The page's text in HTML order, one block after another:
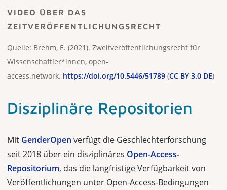
VIDEO ÜBER DAS
ZEITVERÖFFENTLICHUNGSRECHT
Quelle: Brehm, E. (2021). Zweitveröffentlichungsrecht für
Wissenschaftler*innen, open-
access.network. https://doi.org/10.5446/51789 (CC BY 3.0 DE)
Disziplinäre Repositorien
Mit GenderOpen verfügt die Geschlechterforschung
seit 2018 über ein diszipli­näres Open-Access-
Repositorium, das die langfristige Verfügbarkeit von
Veröff­entlichungen unter Open-Access-Bedingungen